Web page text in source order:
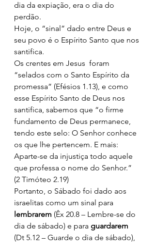
dia da expiação, era o dia do
perdão.
Hoje, o “sinal” dado entre Deus e
seu povo é o Espírito Santo que nos
santifica.
Os crentes em Jesus  foram
“selados com o Santo Espírito da
promessa” (Efésios 1.13), e como
esse Espírito Santo de Deus nos
santifica, sabemos que “o firme
fundamento de Deus permanece,
tendo este selo: O Senhor conhece
os que lhe pertencem. E mais:
Aparte-se da injustiça todo aquele
que professa o nome do Senhor.”
(2 Timóteo 2.19)
Portanto, o Sábado foi dado aos
israelitas como um sinal para
lembrarem (Êx 20.8 – Lembre-se do
dia de sábado) e para guardarem
(Dt 5.12 – Guarde o dia de sábado),